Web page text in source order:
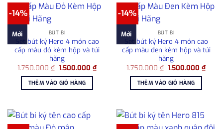
-14%
Mới BÚT BI
Set bút ký Hero 4 món cao
cấp màu đỏ kèm hộp và túi
hãng
1.750.000₫ Giá
là:
1.750.000 ₫.
1.500.000₫Giá
hiện
1.500.000 ₫.
THÊM VÀO GIỎ HÀNG
-14%
Mới BÚT BI
Set bút ký Hero 4 món cao
cấp màu đen kèm hộp và túi
hãng
1.750.000₫ Giá
là:
1.750.000 ₫.
1.500.000₫Giá
hiện
THÊM VÀO GIỎ HÀNG